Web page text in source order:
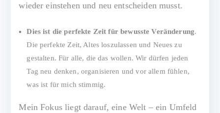
wieder einstehen und neu entscheiden musst.
Dies ist die perfekte Zeit für bewusste Veränderung.
Die perfekte Zeit, Altes loszulassen und Neues zu
gestalten. Für alle, die das wollen. Wir dürfen jeden
Tag neu denken, organisieren und vor allem fühlen,
was ist für mich stimmig.
Mein Fokus liegt darauf, eine Welt – ein Umfeld